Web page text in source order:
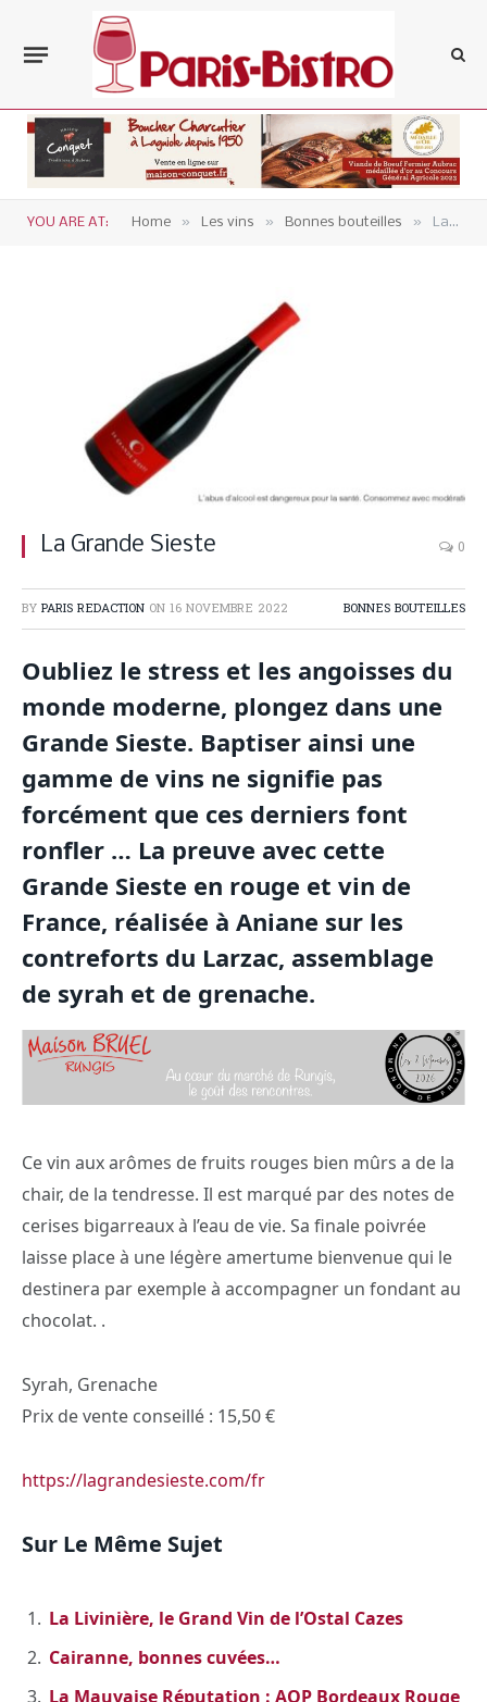
YOU ARE AT: Home » Les vins » Bonnes bouteilles » La Grande Sieste
La Grande Sieste 0
BY PARIS REDACTION ON 16 NOVEMBRE 2022 BONNES BOUTEILLES
Oubliez le stress et les angoisses du
monde moderne, plongez dans une
Grande Sieste. Baptiser ainsi une
gamme de vins ne signifie pas
forcément que ces derniers font
ronfler … La preuve avec cette
Grande Sieste en rouge et vin de
France, réalisée à Aniane sur les
contreforts du Larzac, assemblage
de syrah et de grenache.
Ce vin aux arômes de fruits rouges bien mûrs a de la
chair, de la tendresse. Il est marqué par des notes de
cerises bigarreaux à l’eau de vie. Sa finale poivrée
laisse place à une légère amertume bienvenue qui le
destinera par exemple à accompagner un fondant au
chocolat. .
Syrah, Grenache
Prix de vente conseillé : 15,50 €
https://lagrandesieste.com/fr
Sur Le Même Sujet
La Livinière, le Grand Vin de l’Ostal Cazes
Cairanne, bonnes cuvées…
La Mauvaise Réputation : AOP Bordeaux Rouge